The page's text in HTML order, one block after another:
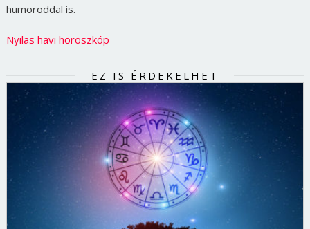
humoroddal is.
Nyilas havi horoszkóp
EZ IS ÉRDEKELHET